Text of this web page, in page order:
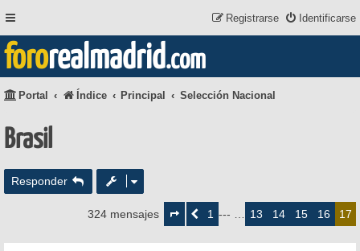
Identificarse
Registrarse
fororealmadrid.com
Portal Índice Principal Selección Nacional
Brasil
Responder
324 mensajes
deAnterior1 --- … 13 14 15 16 17